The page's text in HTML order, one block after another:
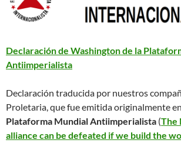
Declaración de Washington de la
Antiimperialista
Declaración traducida por nuestros
Proletaria, que fue emitida originalmente
Plataforma Mundial Antiimperialista (The
alliance can be defeated if we build the